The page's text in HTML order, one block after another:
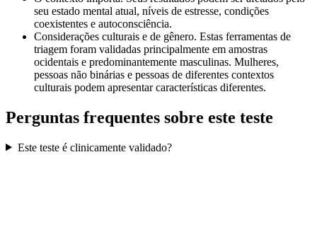
seu estado mental atual, níveis de estresse, condições
coexistentes e autoconsciência.
Considerações culturais e de gênero. Estas ferramentas de
triagem foram validadas principalmente em amostras
ocidentais e predominantemente masculinas. Mulheres,
pessoas não binárias e pessoas de diferentes contextos
culturais podem apresentar características diferentes.
Perguntas frequentes sobre este teste
Este teste é clinicamente validado?